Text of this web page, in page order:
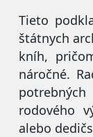
Tieto
štátnych
kníh,
náročné.
rodového
alebo